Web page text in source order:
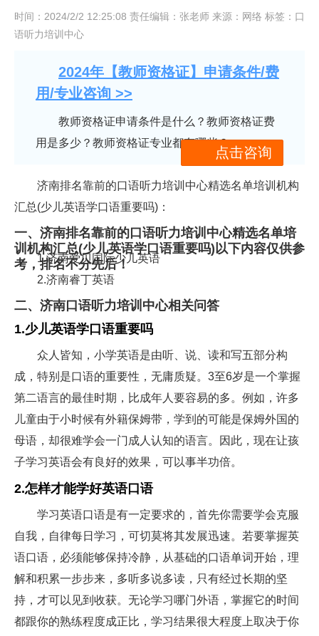
时间：2024/2/2 12:25:08 责任编辑：张老师 来源：网络 标签：口
语听力培训中心
2024年【教师资格证】申请条件/费
用/专业咨询 >>
教师资格证申请条件是什么？教师资格证费
用是多少？教师资格证专业都有哪些？
点击咨询
济南排名靠前的口语听力培训中心精选名单培训机构
汇总(少儿英语学口语重要吗)：
一、济南排名靠前的口语听力培训中心精选名单培
训机构汇总(少儿英语学口语重要吗)以下内容仅供参
考，排名不分先后！
1.济南爱贝国际少儿英语
2.济南睿丁英语
二、济南口语听力培训中心相关问答
1.少儿英语学口语重要吗
众人皆知，小学英语是由听、说、读和写五部分构
成，特别是口语的重要性，无庸质疑。3至6岁是一个掌握
第二语言的最佳时期，比成年人要容易的多。例如，许多
儿童由于小时候有外籍保姆带，学到的可能是保姆外国的
母语，却很难学会一门成人认知的语言。因此，现在让孩
子学习英语会有良好的效果，可以事半功倍。
2.怎样才能学好英语口语
学习英语口语是有一定要求的，首先你需要学会克服
自我，自律每日学习，可切莫将其发展迅速。若要掌握英
语口语，必须能够保持冷静，从基础的口语单词开始，理
解和积累一步步来，多听多说多读，只有经过长期的坚
持，才可以见到收获。无论学习哪门外语，掌握它的时间
都跟你的熟练程度成正比，学习结果很大程度上取决于你